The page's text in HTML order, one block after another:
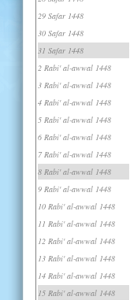
29 Safar 1448
30 Safar 1448
31 Safar 1448
2 Rabi' al-awwal 1448
3 Rabi' al-awwal 1448
4 Rabi' al-awwal 1448
5 Rabi' al-awwal 1448
6 Rabi' al-awwal 1448
7 Rabi' al-awwal 1448
8 Rabi' al-awwal 1448
9 Rabi' al-awwal 1448
10 Rabi' al-awwal 1448
11 Rabi' al-awwal 1448
12 Rabi' al-awwal 1448
13 Rabi' al-awwal 1448
14 Rabi' al-awwal 1448
15 Rabi' al-awwal 1448